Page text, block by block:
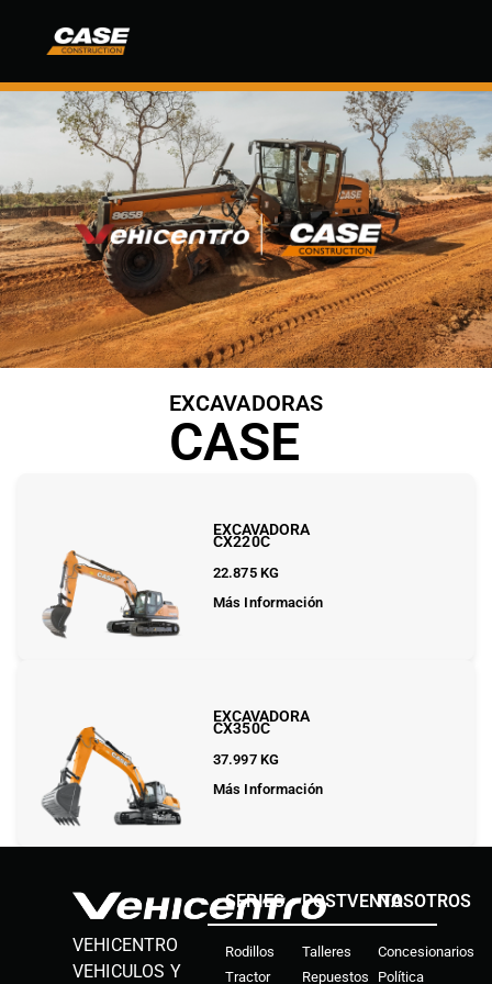
EXCAVADORAS
CASE
EXCAVADORA
CX220C
22.875 KG
Más Información
EXCAVADORA
CX350C
37.997 KG
Más Información
VEHICENTRO
VEHICULOS Y
SERIES
Rodillos
Tractor
POSTVENTA
Talleres
Repuestos
NOSOTROS
Concesionarios
Política